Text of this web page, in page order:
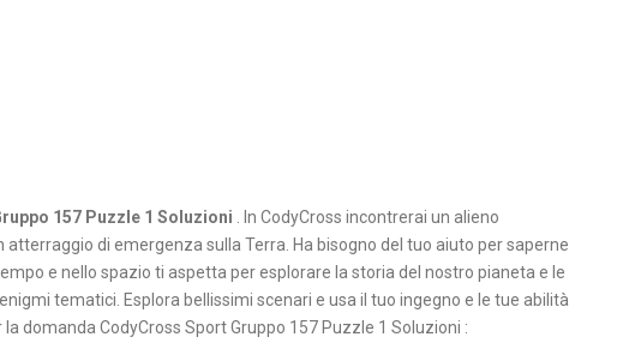
157 Puzzle 1 Soluzioni
. In CodyCross incontrerai un alieno
di emergenza sulla Terra. Ha bisogno del tuo aiuto per saperne
e nello spazio ti aspetta per esplorare la storia del nostro pianeta e le
tematici. Esplora bellissimi scenari e usa il tuo ingegno e le tue abilità
domanda CodyCross Sport Gruppo 157 Puzzle 1 Soluzioni :